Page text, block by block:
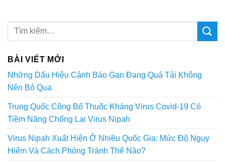
BÀI VIẾT MỚI
Những Dấu Hiệu Cảnh Báo Gan Đang Quá Tải Không
Nên Bỏ Qua
Trung Quốc Công Bố Thuốc Kháng Virus Covid-19 Có
Tiềm Năng Chống Lại Virus Nipah
Virus Nipah Xuất Hiện Ở Nhiều Quốc Gia: Mức Độ Nguy
Hiểm Và Cách Phòng Tránh Thế Nào?